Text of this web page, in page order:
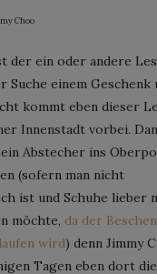
Choo
der ein oder andere
Suche einem Geschenk
kommt eben dieser
Innenstadt vorbei.
Abstecher ins
(sofern man nicht
ist und Schuhe lieber
möchte, da der
wird) denn Jimmy
Tagen eben dort die